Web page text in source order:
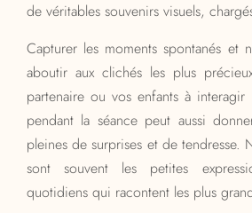
de véritables souvenirs visuels,
Capturer les moments spontanés et
aboutir aux clichés les plus
partenaire ou vos enfants à
pendant la séance peut aussi
pleines de surprises et de tendresse.
sont souvent les petites
quotidiens qui racontent les plus